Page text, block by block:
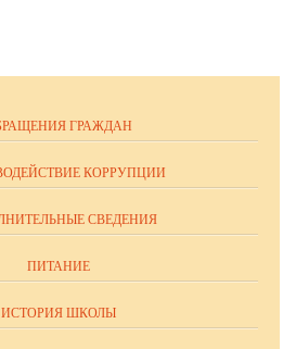
ГРАЖДАН
КОРРУПЦИИ
СВЕДЕНИЯ
ПИТАНИЕ
ИСТОРИЯ ШКОЛЫ